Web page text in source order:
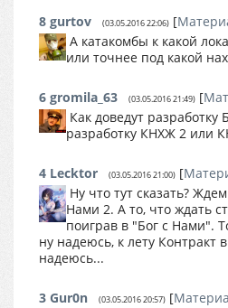
8 gurtov (03.05.2016 22:06) [
А катакомбы к какой
или точнее под какой
6 gromila_63 (03.05.2016 21:49) [
Как доведут разработку
разработку КНХЖ 2 или
4 Lecktor (03.05.2016 21:00) [
Ну что тут сказать?
Нами 2. А то, что ждать
поиграв в "Бог с Нами".
ну надеюсь, к лету Контракт
надеюсь...
3 Gur0n (03.05.2016 20:57) [